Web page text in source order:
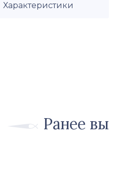
Характеристики
Ранее